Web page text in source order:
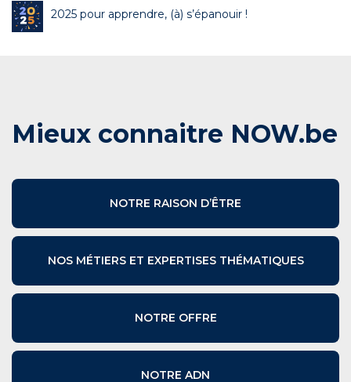
2025 pour apprendre, (à) s’épanouir !
Mieux connaitre NOW.be
NOTRE RAISON D’ÊTRE
NOS MÉTIERS ET EXPERTISES THÉMATIQUES
NOTRE OFFRE
NOTRE ADN